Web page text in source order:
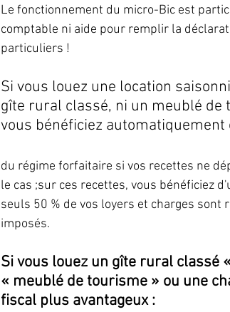
Le fonctionnement du micro-Bic est
comptable ni aide pour remplir la
particuliers !
Si vous louez une location
gîte rural classé, ni un meublé de
vous bénéficiez automatiquement
du régime forfaitaire si vos recettes ne
le cas ;sur ces recettes, vous bénéficiez
seuls 50 % de vos loyers et charges
imposés.
Si vous louez un gîte rural classé
« meublé de tourisme » ou une
fiscal plus avantageux :